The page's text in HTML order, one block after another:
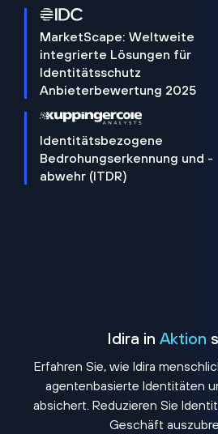
MarketScape: Weltweite
integrierte Lösungen für
Identitätsschutz
Anbieterbewertung 2025
Identitätsbezogene
Bedrohungserkennung und -
abwehr (ITDR)
Idira in Aktion
Erfahren Sie, wie Idira
agentenbasierte Identitäten
absichert. Reduzieren Sie
Geschäft